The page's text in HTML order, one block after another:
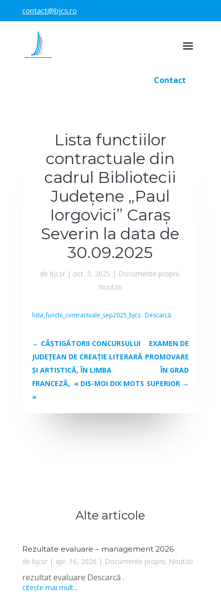
contact@bjcs.ro
Contact
Lista functiilor
contractuale din
cadrul Bibliotecii
Județene „Paul
Iorgovici” Caraș
Severin la data de
30.09.2025
de bjcsr | oct. 3, 2025 | Documente proprii,
Noutăți
lista_functii_contractuale_sep2025_bjcs Descarcă
← CÂȘTIGĂTORII CONCURSULUI
JUDEȚEAN DE CREAȚIE LITERARĂ
ȘI ARTISTICĂ, ÎN LIMBA
FRANCEZĂ, « DIS-MOI DIX MOTS
»
EXAMEN DE
PROMOVARE
ÎN GRAD
SUPERIOR →
Alte articole
Rezultate evaluare – management 2026
de bjcsr| apr. 16, 2026 | Documente proprii, Noutăți
rezultat evaluare Descarcă .
citește mai mult...